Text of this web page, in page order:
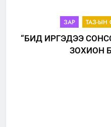
ЗАР ТАЗ-ЫН
“БИД ИРГЭДЭЭ
ЗОХИОН